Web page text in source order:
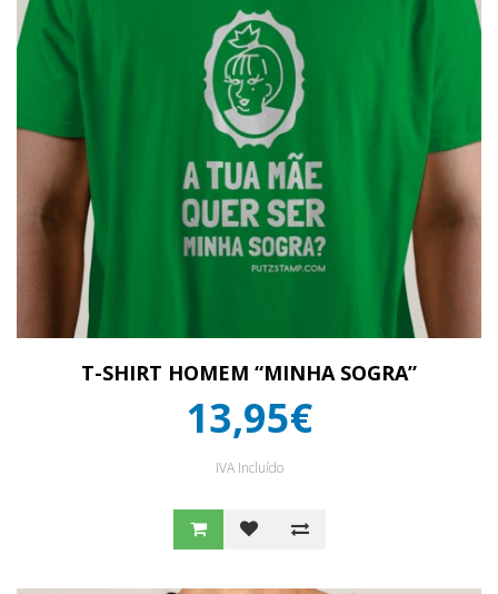
T-SHIRT HOMEM “MINHA SOGRA”
13,95€
IVA Incluído